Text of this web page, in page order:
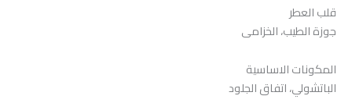
قلب العطر
جوزة الطيب، الخزامى
المكونات الاساسية
الباتشولي، اتفاق الجلود